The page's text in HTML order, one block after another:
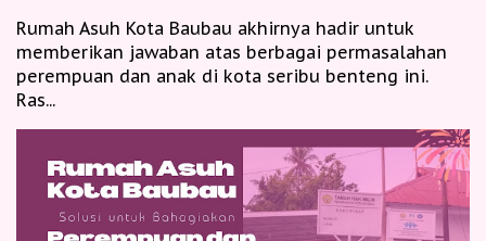
Rumah Asuh Kota Baubau akhirnya hadir untuk
memberikan jawaban atas berbagai permasalahan
perempuan dan anak di kota seribu benteng ini.
Ras...